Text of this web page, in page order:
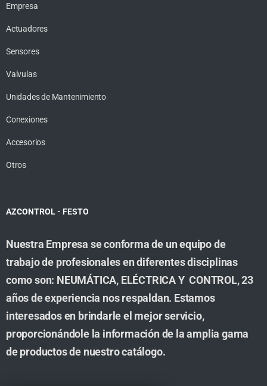
Empresa
Actuadores
Sensores
Valvulas
Unidades de Mantenimiento
Conexiones
Accesorios
Otros
AZCONTROL - FESTO
Nuestra Empresa se conforma de un equipo de
trabajo de profesionales en diferentes disciplinas
como son: NEUMÁTICA, ELÉCTRICA Y CONTROL, 23
años de experiencia nos respaldan. Estamos
interesados en brindarle el mejor servicio,
proporcionándole la información de la amplia gama
de productos de nuestro catálogo.